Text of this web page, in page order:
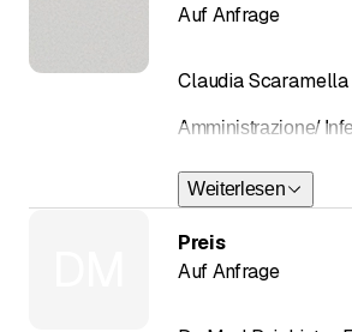
Claudia Scaramella
Amministrazione/
Weiterlesen
Auf Anfrage
Preis
Auf Anfrage